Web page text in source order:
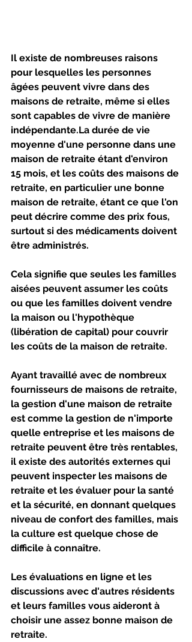
Il existe de nombreuses raisons
pour lesquelles les personnes
âgées peuvent vivre dans des
maisons de retraite, même si elles
sont capables de vivre de manière
indépendante.La durée de vie
moyenne d'une personne dans une
maison de retraite étant d'environ
15 mois, et les coûts des maisons de
retraite, en particulier une bonne
maison de retraite, étant ce que l'on
peut décrire comme des prix fous,
surtout si des médicaments doivent
être administrés.
Cela signifie que seules les familles
aisées peuvent assumer les coûts
ou que les familles doivent vendre
la maison ou l'hypothèque
(libération de capital) pour couvrir
les coûts de la maison de retraite.
Ayant travaillé avec de nombreux
fournisseurs de maisons de retraite,
la gestion d'une maison de retraite
est comme la gestion de n'importe
quelle entreprise et les maisons de
retraite peuvent être très rentables,
il existe des autorités externes qui
peuvent inspecter les maisons de
retraite et les évaluer pour la santé
et la sécurité, en donnant quelques
niveau de confort des familles, mais
la culture est quelque chose de
difficile à connaître.
Les évaluations en ligne et les
discussions avec d'autres résidents
et leurs familles vous aideront à
choisir une assez bonne maison de
retraite.